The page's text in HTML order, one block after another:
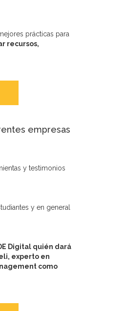
prácticas para
recursos,
empresas
y testimonios
y en general
Digital quién dará
experto en
como